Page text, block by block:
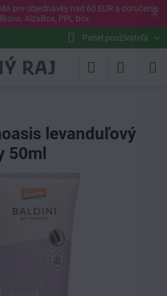
✕
pre objednávky nad 60 EUR a doručenie
AlzaBox, PPL box.
Panel používateľa
levanduľový
50ml